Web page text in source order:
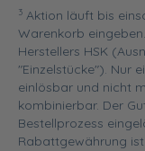
3 Aktion läuft bis
Warenkorb
Herstellers HSK
"Einzelstücke"). Nur
einlösbar und nicht
kombinierbar. Der
Bestellprozess
Rabattgewährung